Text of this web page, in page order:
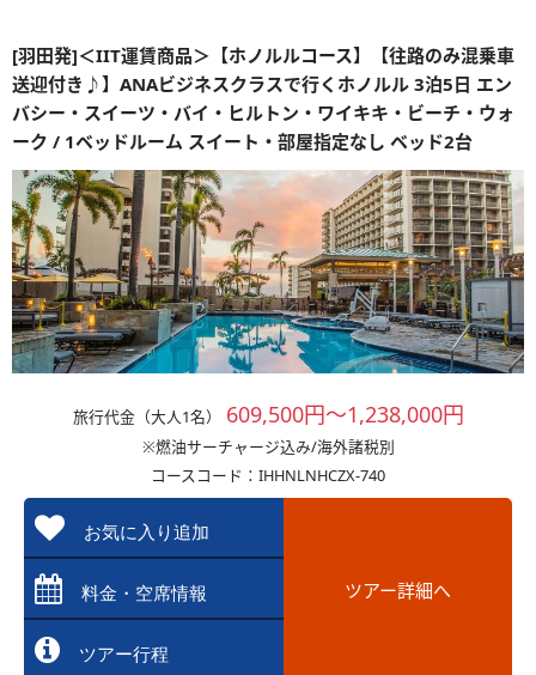
[羽田発]＜IIT運賃商品＞【ホノルルコース】【往路のみ混乗車
送迎付き♪】ANAビジネスクラスで行くホノルル 3泊5日 エン
バシー・スイーツ・バイ・ヒルトン・ワイキキ・ビーチ・ウォ
ーク / 1ベッドルーム スイート・部屋指定なし ベッド2台
旅行代金（大人1名） 609,500円～1,238,000円
※燃油サーチャージ込み/海外諸税別
コースコード：IHHNLNHCZX-740
お気に入り追加
料金・空席情報
ツアー行程
ツアー詳細へ